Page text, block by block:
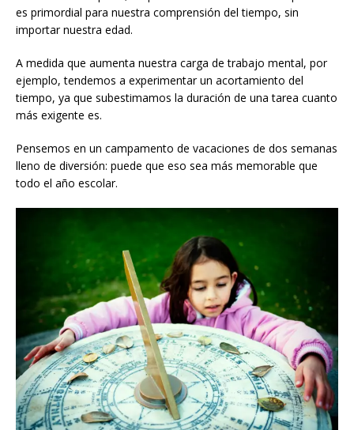
es primordial para nuestra comprensión del tiempo, sin
importar nuestra edad.
A medida que aumenta nuestra carga de trabajo mental, por
ejemplo, tendemos a experimentar un acortamiento del
tiempo, ya que subestimamos la duración de una tarea cuanto
más exigente es.
Pensemos en un campamento de vacaciones de dos semanas
lleno de diversión: puede que eso sea más memorable que
todo el año escolar.